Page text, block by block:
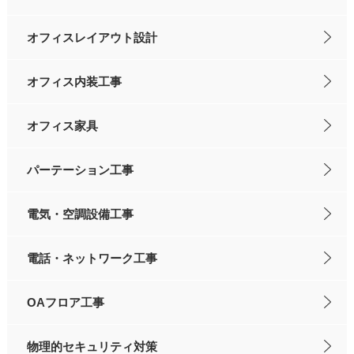
オフィスレイアウト設計
オフィス内装工事
オフィス家具
パーテーション工事
電気・空調設備工事
電話・ネットワーク工事
OAフロア工事
物理的セキュリティ対策